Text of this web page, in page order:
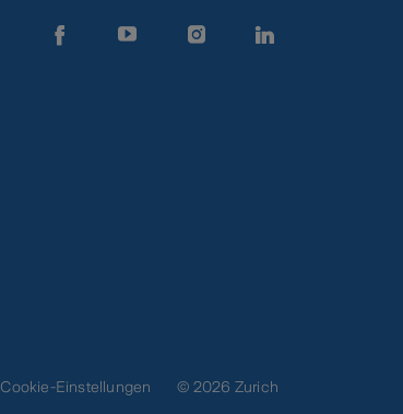
Cookie-Einstellungen © 2026 Zurich